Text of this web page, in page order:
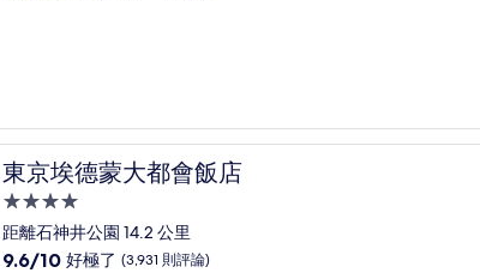
常
好，
(4,192
則
評
論)
東京埃德蒙大都會飯店
東京埃德蒙大都會飯店
4.0
星
級
距離石神井公園 14.2 公里
9.6
9.6/10 好極了 (3,931 則評論)